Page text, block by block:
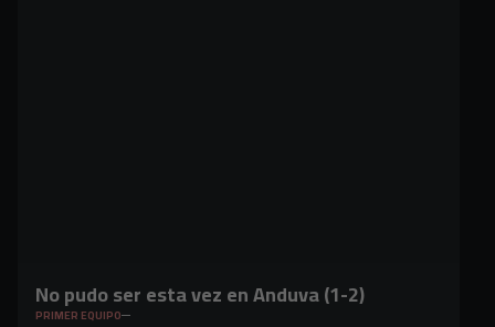
No pudo ser esta vez en Anduva (1-2)
PRIMER EQUIPO